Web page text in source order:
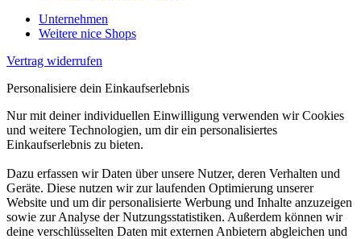
Unternehmen
Weitere nice Shops
Vertrag widerrufen
Personalisiere dein Einkaufserlebnis
Nur mit deiner individuellen Einwilligung verwenden wir Cookies
und weitere Technologien, um dir ein personalisiertes
Einkaufserlebnis zu bieten.
Dazu erfassen wir Daten über unsere Nutzer, deren Verhalten und
Geräte. Diese nutzen wir zur laufenden Optimierung unserer
Website und um dir personalisierte Werbung und Inhalte anzuzeigen
sowie zur Analyse der Nutzungsstatistiken. Außerdem können wir
deine verschlüsselten Daten mit externen Anbietern abgleichen und